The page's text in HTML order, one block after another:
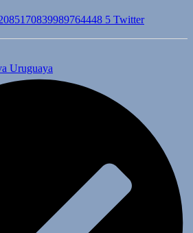
5 Twitter
Uruguaya